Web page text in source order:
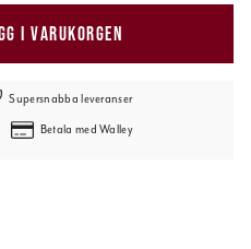
I VARUKORGEN
Supersnabba leveranser
Betala med Walley